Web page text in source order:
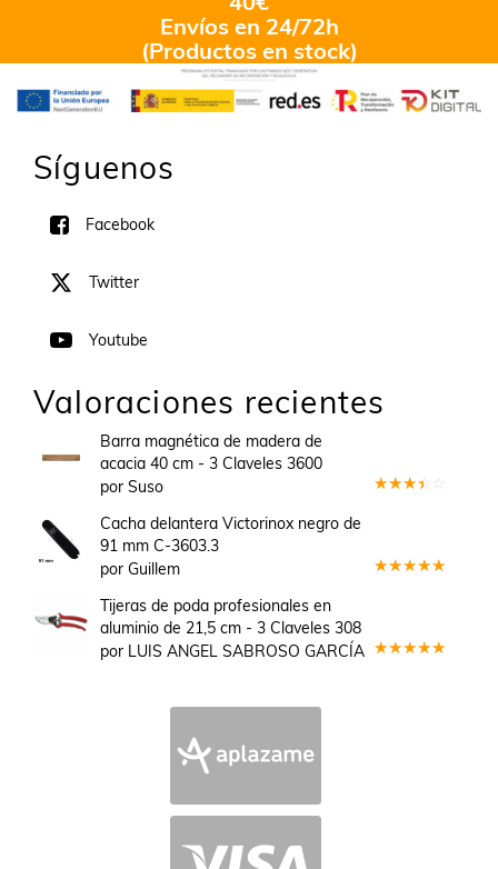
Envíos en 24/72h
(Productos en stock)
Síguenos
Facebook
Twitter
Youtube
Valoraciones recientes
Barra magnética de madera de
acacia 40 cm - 3 Claveles 3600
por Suso
Cacha delantera Victorinox negro de
91 mm C-3603.3
por Guillem
Tijeras de poda profesionales en
aluminio de 21,5 cm - 3 Claveles 308
por LUIS ANGEL SABROSO GARCÍA